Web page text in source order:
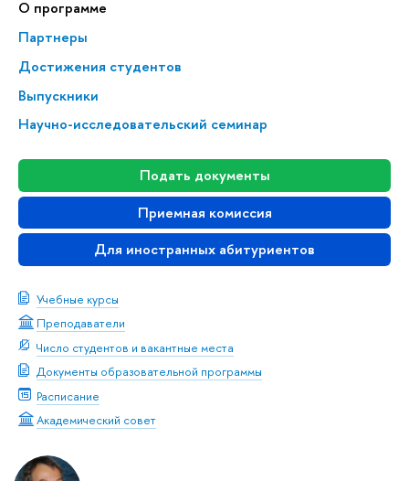
О программе
Партнеры
Достижения студентов
Выпускники
Научно-исследовательский семинар
Подать документы
Приемная комиссия
Для иностранных абитуриентов
Учебные курсы
Преподаватели
Число студентов и вакантные места
Документы образовательной программы
Расписание
Академический совет